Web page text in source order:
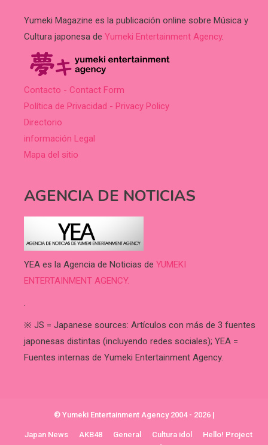
Yumeki Magazine es la publicación online sobre Música y
Cultura japonesa de Yumeki Entertainment Agency.
Contacto - Contact Form
Política de Privacidad - Privacy Policy
Directorio
información Legal
Mapa del sitio
AGENCIA DE NOTICIAS
YEA es la Agencia de Noticias de YUMEKI
ENTERTAINMENT AGENCY.
.
※ JS = Japanese sources: Artículos con más de 3 fuentes
japonesas distintas (incluyendo redes sociales); YEA =
Fuentes internas de Yumeki Entertainment Agency.
© Yumeki Entertainment Agency 2004 - 2026 |
Japan News AKB48 General Cultura idol
Hello! Project